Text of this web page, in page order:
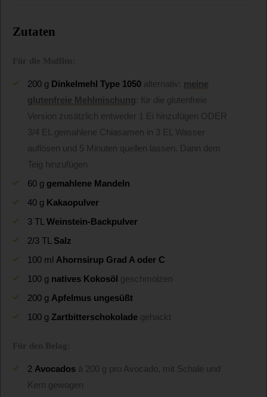
Zutaten
200 g Dinkelmehl Type 1050 alternativ: meine
glutenfreie Mehlmischung : für die glutenfreie
Version zusätzlich entweder 1 Ei hinzufügen ODER
3/4 EL gemahlene Chiasamen in 3 EL Wasser
auflösen und 5 Minuten quellen lassen. Dann dem
Teig hinzufügen
60 g gemahlene Mandeln
40 g Kakaopulver
3 TL Weinstein-Backpulver
2/3 TL Salz
100 ml Ahornsirup Grad A oder C
100 g natives Kokosöl geschmolzen
200 g Apfelmus ungesüßt
100 g Zartbitterschokolade gehackt
2 Avocados à 200 g pro Avocado, mit Schale und
Kern gewogen